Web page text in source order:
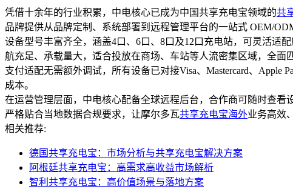
凭借十余年的行业积累，中电核心已成为中国共享充电宝领域的共
品牌提供从品牌定制、系统部署到远程管理平台的一站式 OEM/
设备型号丰富齐全，涵盖4口、6口、8口及12口充电站，可灵活适
航充足、承载量大，适合投放在商场、车站等人流密集区域，全面
支付适配无需额外调试，所有设备已对接Visa、Mastercard、
成本。
在运营管理层面，中电核心配备全球远程后台，合作商可随时查看
严格贴合当地数据合规要求，让摩尔多瓦共享充电宝海外业务高效
相关推荐:
德国共享充电宝：市场分析与共享充电宝解决方案
阿根廷共享充电宝：高需求高收益市场解析
智利共享充电宝：高价值场景与落地方案